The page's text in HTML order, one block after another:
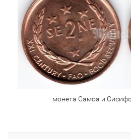
монета Самоа и